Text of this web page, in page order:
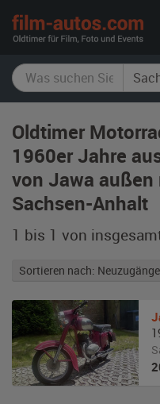
Oldtimer
1960er Jahre
von Jawa
Sachsen-Anhalt
1 bis 1 von
Sortieren nach: Neuzugänge